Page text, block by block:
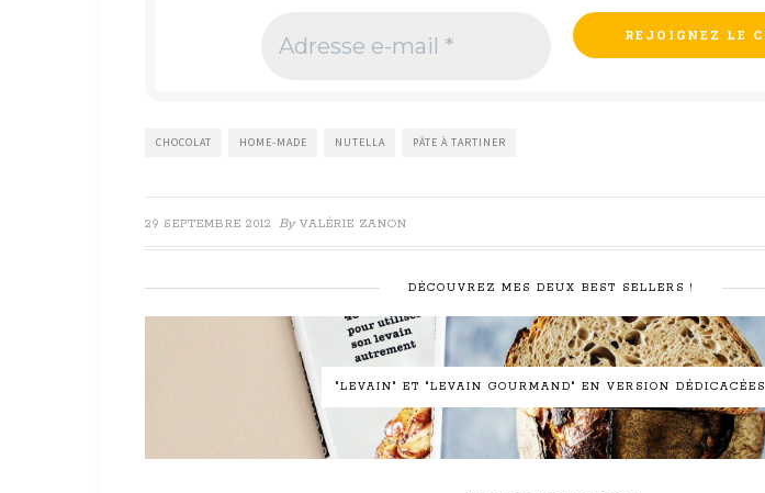
e-
CHOCOLAT HOME-MADE NUTELLA PÂTE À TARTINER
29 SEPTEMBRE 2012 By VALÉRIE ZANON
DÉCOUVREZ MES DEUX BEST SELLERS !
"LEVAIN" ET "LEVAIN GOURMAND" EN VERSION DÉDICACÉES